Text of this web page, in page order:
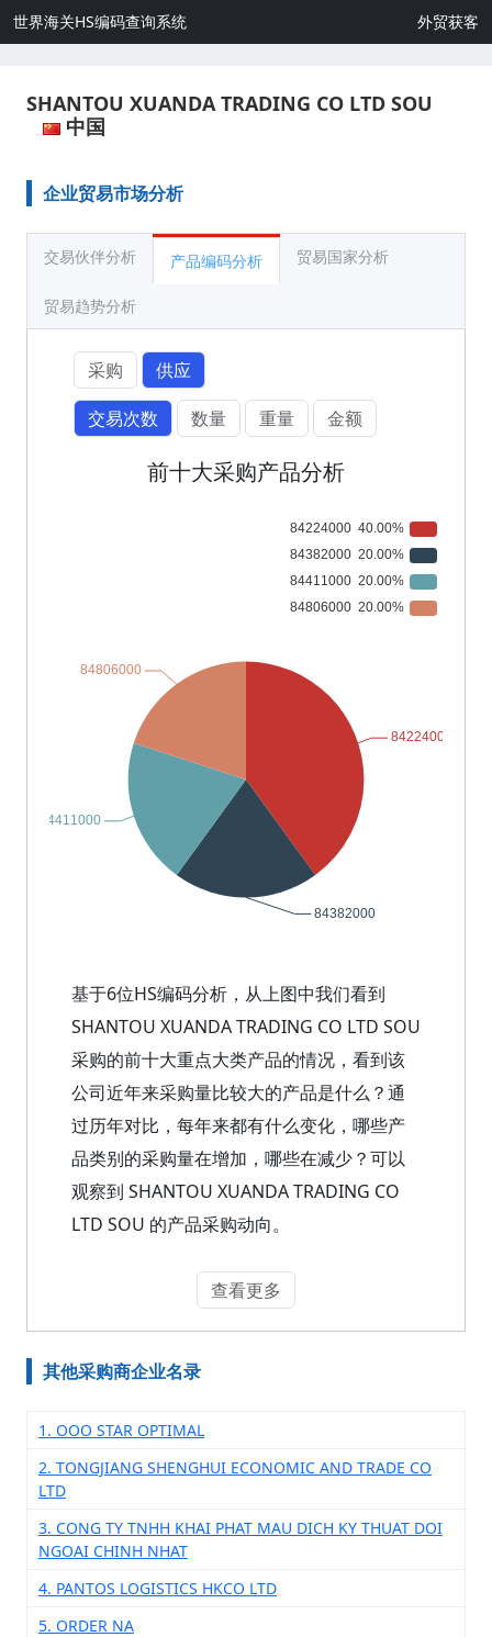
世界海关HS编码查询系统 外贸获客
SHANTOU XUANDA TRADING CO LTD SOU
中国
企业贸易市场分析
交易伙伴分析 产品编码分析 贸易国家分析
贸易趋势分析
采购
供应
交易次数
数量 重量 金额
前十大采购产品分析
基于6位HS编码分析，从上图中我们看到
SHANTOU XUANDA TRADING CO LTD SOU
采购的前十大重点大类产品的情况，看到该
公司近年来采购量比较大的产品是什么？通
过历年对比，每年来都有什么变化，哪些产
品类别的采购量在增加，哪些在减少？可以
观察到 SHANTOU XUANDA TRADING CO
LTD SOU 的产品采购动向。
查看更多
其他采购商企业名录
1. OOO STAR OPTIMAL
2. TONGJIANG SHENGHUI ECONOMIC AND TRADE CO
LTD
3. CONG TY TNHH KHAI PHAT MAU DICH KY THUAT DOI
NGOAI CHINH NHAT
4. PANTOS LOGISTICS HKCO LTD
5. ORDER NA